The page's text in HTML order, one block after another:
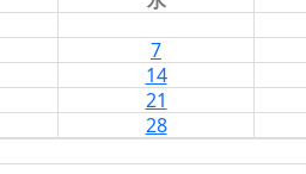
7
14
21
28